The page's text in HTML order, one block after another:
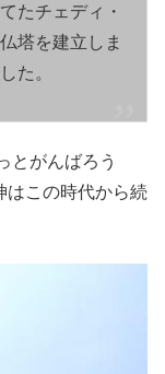
たチェディ・
塔を建立しま
た。
とがんばろう
はこの時代から続